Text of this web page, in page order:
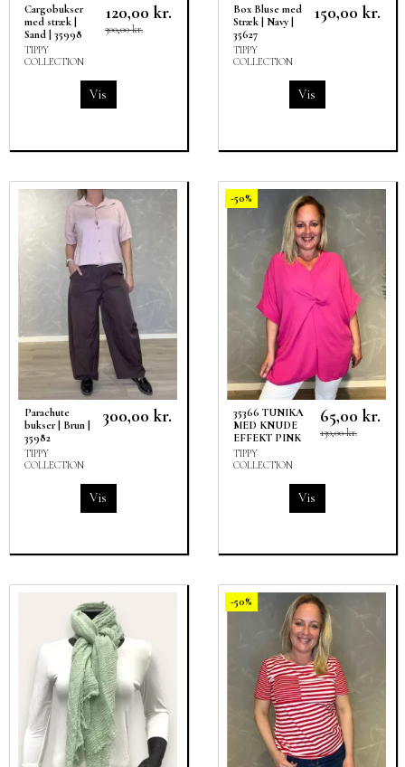
Cargobukser
med stræk |
Sand | 35998
TIPPY
COLLECTION
120,00 kr.
300,00 kr.
Vis
Box Bluse med
Stræk | Navy |
35627
TIPPY
COLLECTION
150,00 kr.
Vis
Parachute
bukser | Brun |
35982
TIPPY
COLLECTION
300,00 kr.
Vis
-50%
35366 TUNIKA
MED KNUDE
EFFEKT PINK
TIPPY
COLLECTION
65,00 kr.
130,00 kr.
Vis
-50%